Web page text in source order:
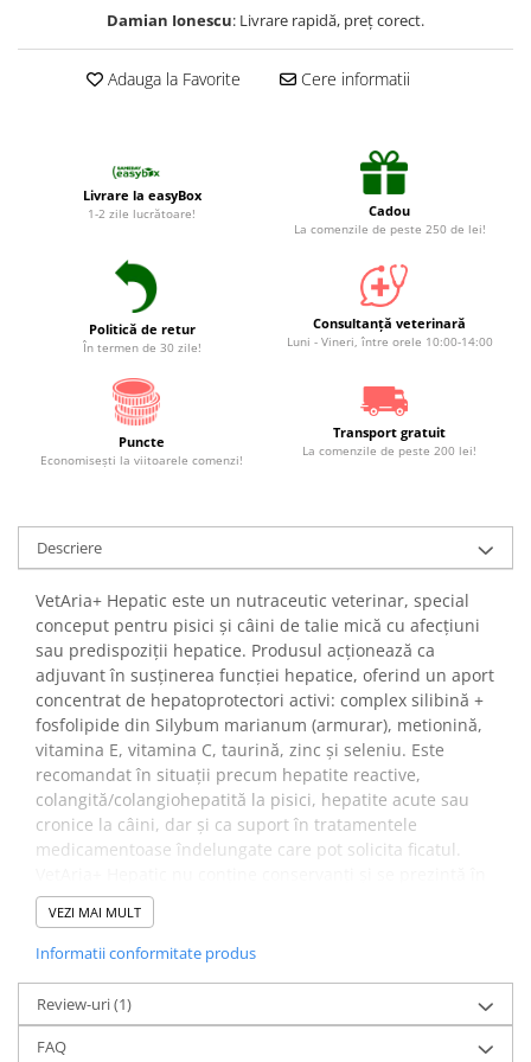
Damian Ionescu: Livrare rapidă, preț corect.
Adauga la Favorite Cere informatii
Livrare la easyBox
1-2 zile lucrătoare! Cadou
La comenzile de peste 250 de lei!
Politică de retur
În termen de 30 zile!
Consultanță veterinară
Luni - Vineri, între orele 10:00-14:00
Puncte
Economiseşti la viitoarele comenzi!
Transport gratuit
La comenzile de peste 200 lei!
Descriere
VetAria+ Hepatic este un nutraceutic veterinar, special
conceput pentru pisici și câini de talie mică cu afecțiuni
sau predispoziții hepatice. Produsul acționează ca
adjuvant în susținerea funcției hepatice, oferind un aport
concentrat de hepatoprotectori activi: complex silibină +
fosfolipide din Silybum marianum (armurar), metionină,
vitamina E, vitamina C, taurină, zinc și seleniu. Este
recomandat în situații precum hepatite reactive,
colangită/colangiohepatită la pisici, hepatite acute sau
cronice la câini, dar și ca suport în tratamentele
medicamentoase îndelungate care pot solicita ficatul.
capsule twist-off cu aromă de pui, ușor acceptate de
animale.
VetAria+ Hepatic reunește într-o singură capsulă mai
mulți compuși cu acțiune hepatoprotectoare dovedită,
care acționează pe mai multe căi metabolice simultan.
VEZI MAI MULT
Informatii conformitate produs
Review-uri(1)
FAQ